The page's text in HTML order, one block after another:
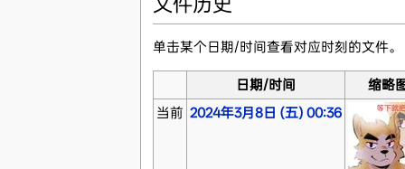
单击某个日期/时间查看对应时刻的文件。
日期/时间
缩略
当前 2024年3月8日 (五) 00:36